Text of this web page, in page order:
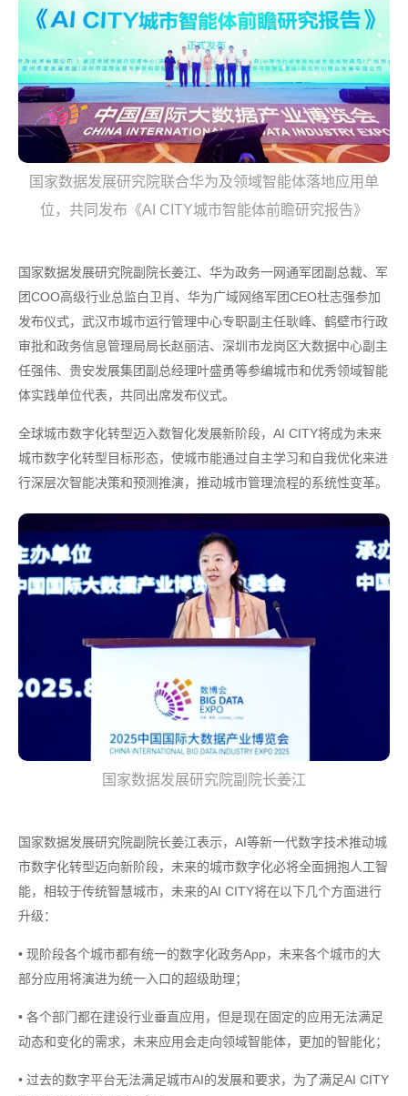
国家数据发展研究院联合华为及领域智能体落地应用单
位，共同发布《AI CITY城市智能体前瞻研究报告》
国家数据发展研究院副院长姜江、华为政务一网通军团副总裁、军
团COO高级行业总监白卫肖、华为广域网络军团CEO杜志强参加
发布仪式，武汉市城市运行管理中心专职副主任耿峰、鹤壁市行政
审批和政务信息管理局局长赵丽洁、深圳市龙岗区大数据中心副主
任强伟、贵安发展集团副总经理叶盛勇等参编城市和优秀领域智能
体实践单位代表，共同出席发布仪式。
全球城市数字化转型迈入数智化发展新阶段，AI CITY将成为未来
城市数字化转型目标形态，使城市能通过自主学习和自我优化来进
行深层次智能决策和预测推演，推动城市管理流程的系统性变革。
国家数据发展研究院副院长姜江
国家数据发展研究院副院长姜江表示，AI等新一代数字技术推动城
市数字化转型迈向新阶段，未来的城市数字化必将全面拥抱人工智
能，相较于传统智慧城市，未来的AI CITY将在以下几个方面进行
升级：
• 现阶段各个城市都有统一的数字化政务App，未来各个城市的大
部分应用将演进为统一入口的超级助理；
• 各个部门都在建设行业垂直应用，但是现在固定的应用无法满足
动态和变化的需求，未来应用会走向领域智能体，更加的智能化；
• 过去的数字平台无法满足城市AI的发展和要求，为了满足AI CITY